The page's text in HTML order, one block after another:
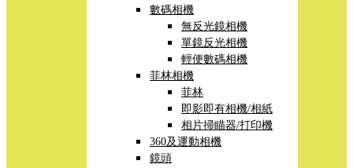
數碼相機
無反光鏡相機
單鏡反光相機
輕便數碼相機
菲林相機
菲林
即影即有相機/相紙
相片掃瞄器/打印機
360及運動相機
鏡頭